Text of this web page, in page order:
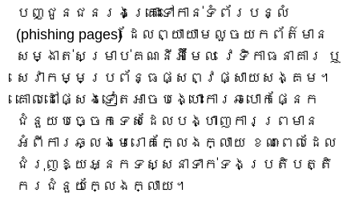
បញ្ជូនជនរងគ្រោះទៅកាន់ទំព័របន្លំ
(phishing pages) ដែលព្យាយាមលួចយកព័ត៌មាន
សម្ងាត់សម្រាប់គណនីអ៊ីមែល វេទិកាធនាគារ ឬ
សេវាកម្មប្រព័ន្ធផ្សព្វផ្សាយសង្គម។
គោលដៅផ្សេងទៀតអាចបង្ហោះការឆបោកផ្នែក
ជំនួយបច្ចេកទេសដែលបង្ហាញការព្រមាន
អំពីការឆ្លងមេរោគក្លែងក្លាយ ខណៈពេលដែល
ជំរុញឱ្យអ្នកទស្សនាទាក់ទងប្រតិបត្តិ
ករជំនួយក្លែងក្លាយ។